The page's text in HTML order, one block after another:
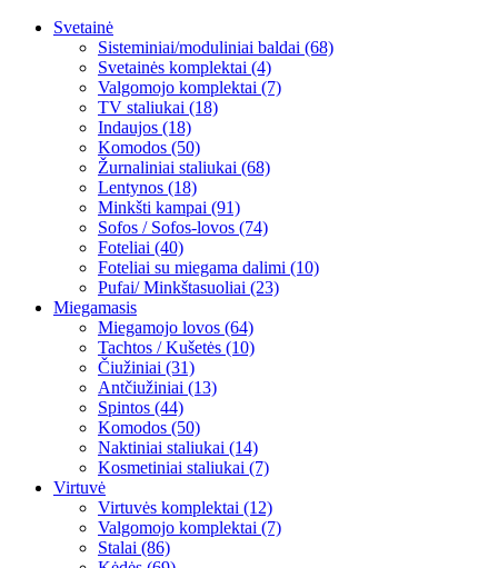
Svetainė
Sisteminiai/moduliniai baldai (68)
Svetainės komplektai (4)
Valgomojo komplektai (7)
TV staliukai (18)
Indaujos (18)
Komodos (50)
Žurnaliniai staliukai (68)
Lentynos (18)
Minkšti kampai (91)
Sofos / Sofos-lovos (74)
Foteliai (40)
Foteliai su miegama dalimi (10)
Pufai/ Minkštasuoliai (23)
Miegamasis
Miegamojo lovos (64)
Tachtos / Kušetės (10)
Čiužiniai (31)
Antčiužiniai (13)
Spintos (44)
Komodos (50)
Naktiniai staliukai (14)
Kosmetiniai staliukai (7)
Virtuvė
Virtuvės komplektai (12)
Valgomojo komplektai (7)
Stalai (86)